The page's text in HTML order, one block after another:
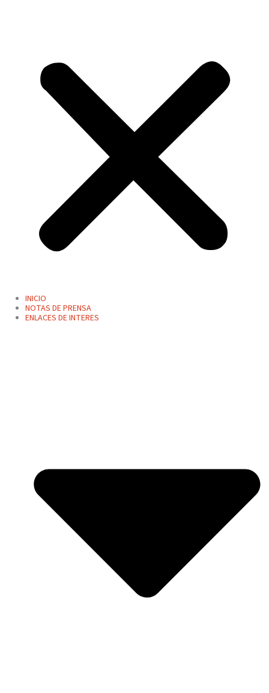
INICIO
NOTAS DE PRENSA
ENLACES DE INTERES